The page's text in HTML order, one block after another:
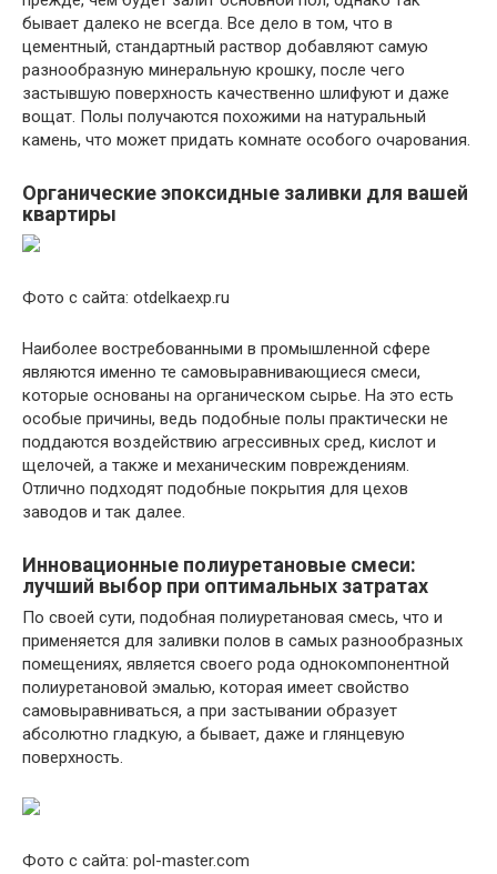
бывает далеко не всегда. Все дело в том, что в
цементный, стандартный раствор добавляют самую
разнообразную минеральную крошку, после чего
застывшую поверхность качественно шлифуют и даже
вощат. Полы получаются похожими на натуральный
камень, что может придать комнате особого очарования.
Органические эпоксидные заливки для вашей
квартиры
Фото с сайта: otdelkaexp.ru
Наиболее востребованными в промышленной сфере
являются именно те самовыравнивающиеся смеси,
которые основаны на органическом сырье. На это есть
особые причины, ведь подобные полы практически не
поддаются воздействию агрессивных сред, кислот и
щелочей, а также и механическим повреждениям.
Отлично подходят подобные покрытия для цехов
заводов и так далее.
Инновационные полиуретановые смеси:
лучший выбор при оптимальных затратах
По своей сути, подобная полиуретановая смесь, что и
применяется для заливки полов в самых разнообразных
помещениях, является своего рода однокомпонентной
полиуретановой эмалью, которая имеет свойство
самовыравниваться, а при застывании образует
абсолютно гладкую, а бывает, даже и глянцевую
поверхность.
Фото с сайта: pol-master.com